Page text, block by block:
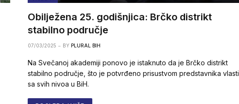
Obilježena 25. godišnjica: Brčko distrikt
stabilno područje
07/03/2025 BY PLURAL BIH
Na Svečanoj akademiji ponovo je istaknuto da je Brčko distrikt
stabilno područje, što je potvrđeno prisustvom predstavnika vlasti
sa svih nivoa u BiH.